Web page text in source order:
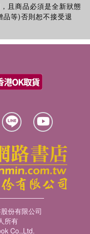
且商品必須是全新狀態
等)否則恕不接受退
份有限公司
所有
Co.,Ltd.